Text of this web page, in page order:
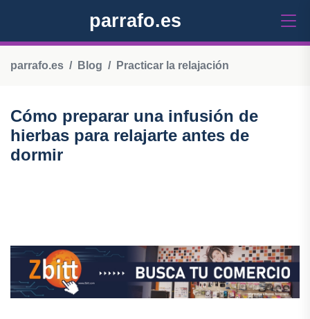
parrafo.es
parrafo.es Blog Practicar la relajación
Cómo preparar una infusión de
hierbas para relajarte antes de
dormir